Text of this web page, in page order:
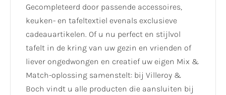
Gecompleteerd door passende accessoires,
keuken- en tafeltextiel evenals exclusieve
cadeauartikelen. Of u nu perfect en stijlvol
tafelt in de kring van uw gezin en vrienden of
liever ongedwongen en creatief uw eigen Mix &
Match-oplossing samenstelt: bij Villeroy &
Boch vindt u alle producten die aansluiten bij